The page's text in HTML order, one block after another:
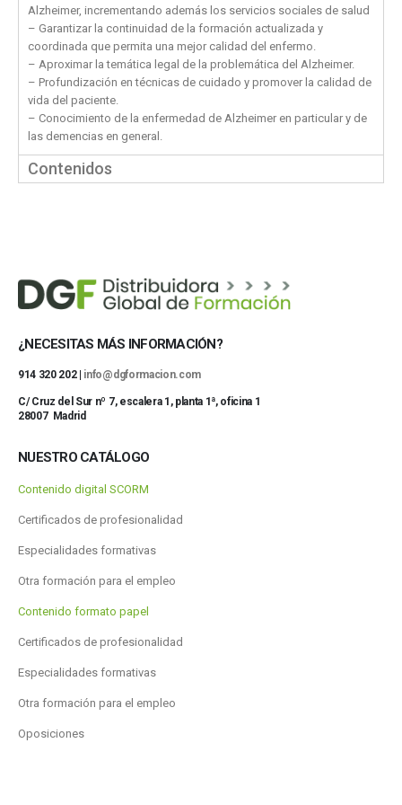
Alzheimer, incrementando además los servicios sociales de salud
– Garantizar la continuidad de la formación actualizada y
coordinada que permita una mejor calidad del enfermo.
– Aproximar la temática legal de la problemática del Alzheimer.
– Profundización en técnicas de cuidado y promover la calidad de
vida del paciente.
– Conocimiento de la enfermedad de Alzheimer en particular y de
las demencias en general.
Contenidos
¿NECESITAS MÁS INFORMACIÓN?
914 320 202 | info@dgformacion.com
C/ Cruz del Sur nº 7, escalera 1, planta 1ª, oficina 1
28007 Madrid
NUESTRO CATÁLOGO
Contenido digital SCORM
Certificados de profesionalidad
Especialidades formativas
Otra formación para el empleo
Contenido formato papel
Certificados de profesionalidad
Especialidades formativas
Otra formación para el empleo
Oposiciones